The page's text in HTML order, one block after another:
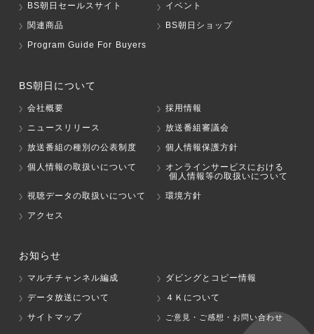
BS朝日セールスサイト
イベント
関連商品
BS朝日ショップ
Program Guide For Buyers
BS朝日について
会社概要
採用情報
ニュースリリース
放送番組審議会
放送番組の種別の公表制度
個人情報保護方針
個人情報の取扱いについて
オンラインサービスにおける
個人情報等の取扱いについて
視聴データの取扱いについて
環境方針
アクセス
お知らせ
マルチチャンネル編成
ダビングとコピー情報
データ放送について
４Ｋについて
サイトマップ
ご意見・ご感想・お問い合わせ